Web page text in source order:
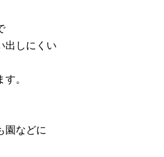
出しにくい
。
園などに